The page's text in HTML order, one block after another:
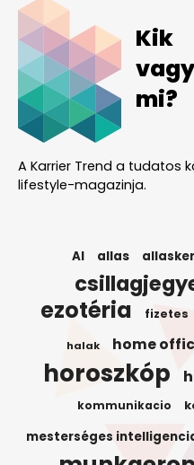
Kik
mi?
A Karrier Trend a tudatos
lifestyle-magazinja.
AI allas
ezotéria fizetes
halak home
horoszkóp
kommunikacio
mesterséges